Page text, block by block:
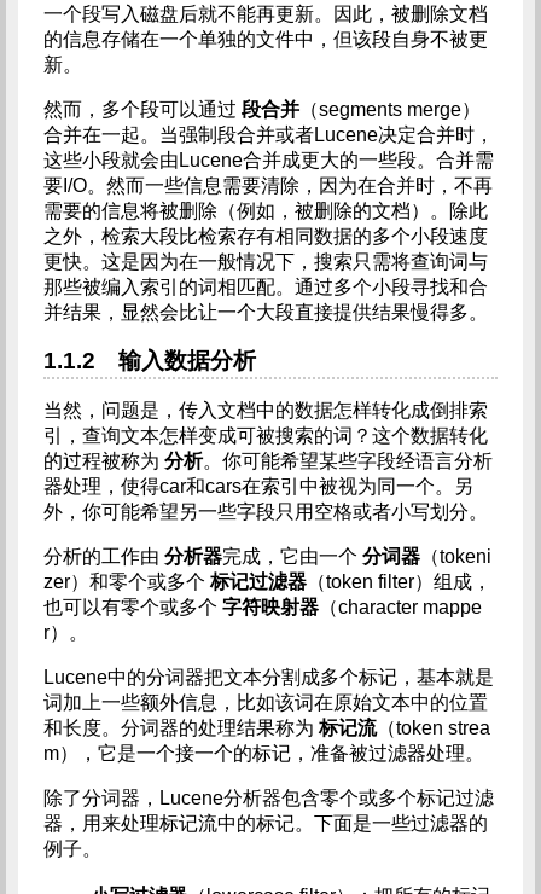
一个段写入磁盘后就不能再更新。因此，被删除文档
的信息存储在一个单独的文件中，但该段自身不被更
新。
然而，多个段可以通过 段合并（segments merge）
合并在一起。当强制段合并或者Lucene决定合并时，
这些小段就会由Lucene合并成更大的一些段。合并需
要I/O。然而一些信息需要清除，因为在合并时，不再
需要的信息将被删除（例如，被删除的文档）。除此
之外，检索大段比检索存有相同数据的多个小段速度
更快。这是因为在一般情况下，搜索只需将查询词与
那些被编入索引的词相匹配。通过多个小段寻找和合
并结果，显然会比让一个大段直接提供结果慢得多。
1.1.2 输入数据分析
当然，问题是，传入文档中的数据怎样转化成倒排索
引，查询文本怎样变成可被搜索的词？这个数据转化
的过程被称为 分析。你可能希望某些字段经语言分析
器处理，使得car和cars在索引中被视为同一个。另
外，你可能希望另一些字段只用空格或者小写划分。
分析的工作由 分析器完成，它由一个 分词器（tokeni
zer）和零个或多个 标记过滤器（token filter）组成，
也可以有零个或多个 字符映射器（character mappe
r）。
Lucene中的分词器把文本分割成多个标记，基本就是
词加上一些额外信息，比如该词在原始文本中的位置
和长度。分词器的处理结果称为 标记流（token strea
m），它是一个接一个的标记，准备被过滤器处理。
除了分词器，Lucene分析器包含零个或多个标记过滤
器，用来处理标记流中的标记。下面是一些过滤器的
例子。